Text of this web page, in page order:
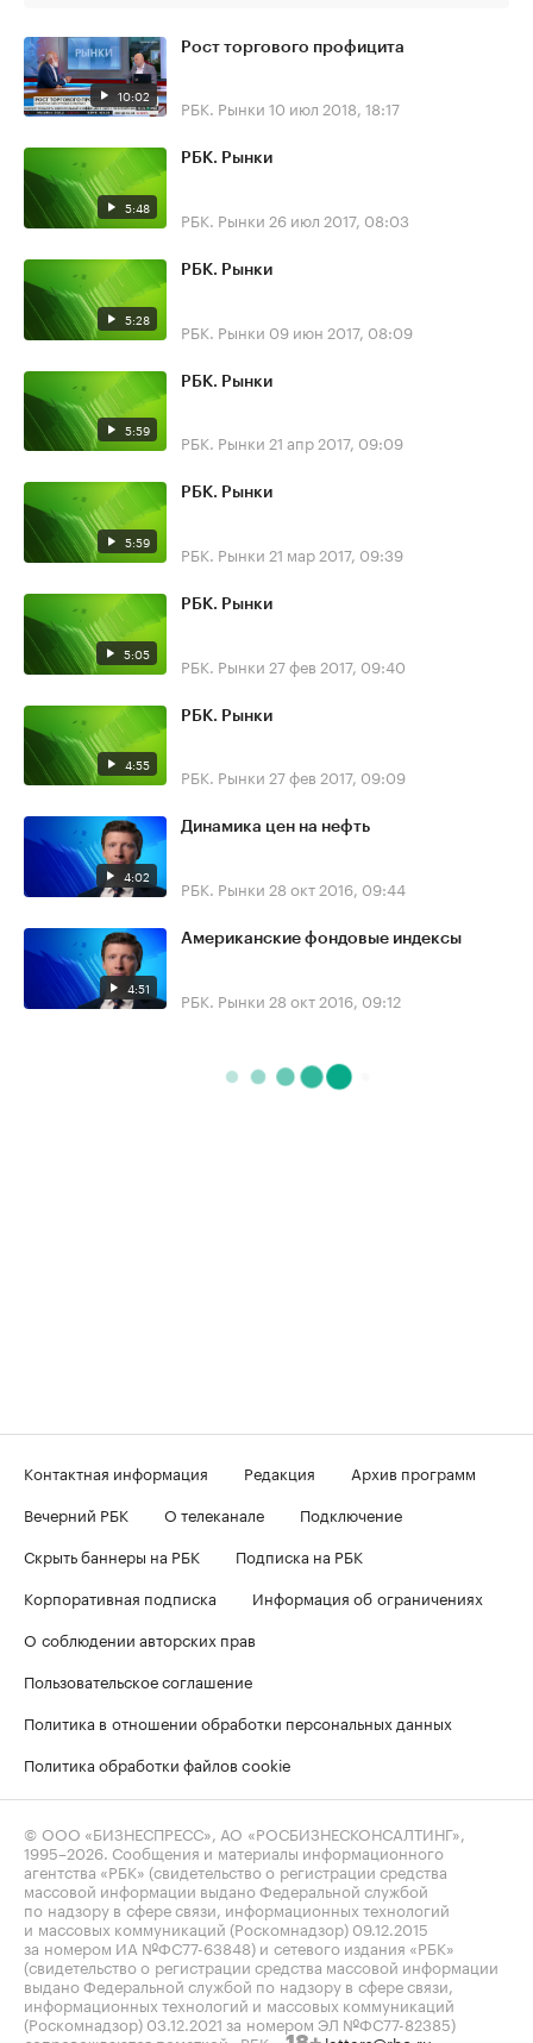
10:02
Рост торгового профицита
РБК. Рынки 10 июл 2018, 18:17
5:48
РБК. Рынки
РБК. Рынки 26 июл 2017, 08:03
5:28
РБК. Рынки
РБК. Рынки 09 июн 2017, 08:09
5:59
РБК. Рынки
РБК. Рынки 21 апр 2017, 09:09
5:59
РБК. Рынки
РБК. Рынки 21 мар 2017, 09:39
5:05
РБК. Рынки
РБК. Рынки 27 фев 2017, 09:40
4:55
РБК. Рынки
РБК. Рынки 27 фев 2017, 09:09
4:02
Динамика цен на нефть
РБК. Рынки 28 окт 2016, 09:44
4:51
Американские фондовые индексы
РБК. Рынки 28 окт 2016, 09:12
Контактная информация Редакция
Архив программ
Вечерний РБК
О телеканале
Подключение
Скрыть баннеры на РБК
Подписка на РБК
Корпоративная подписка
Информация об ограничениях
О соблюдении авторских прав
Пользовательское соглашение
Политика в отношении обработки персональных данных
Политика обработки файлов cookie
© ООО «БИЗНЕСПРЕСС», АО «РОСБИЗНЕСКОНСАЛТИНГ»,
1995–2026 . Сообщения и материалы информационного
агентства «РБК» (свидетельство о регистрации средства
массовой информации выдано Федеральной службой
по надзору в сфере связи, информационных технологий
и массовых коммуникаций (Роскомнадзор) 09.12.2015
за номером ИА №ФС77-63848) и сетевого издания «РБК»
(свидетельство о регистрации средства массовой информации
выдано Федеральной службой по надзору в сфере связи,
информационных технологий и массовых коммуникаций
(Роскомнадзор) 03.12.2021 за номером ЭЛ №ФС77-82385)